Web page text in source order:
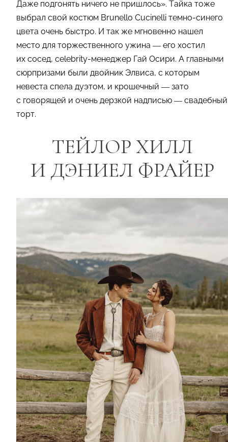
Даже подгонять ничего не пришлось». Тайка тоже
выбрал свой костюм Brunello Cucinelli темно-синего
цвета очень быстро. И так же мгновенно нашел
место для торжественного ужина — его хостил
их сосед, сelebrity-менеджер Гай Оcири. А главными
сюрпризами были двойник Элвиса, с которым
невеста спела дуэтом, и крошечный — зато
с говорящей и очень дерзкой надписью — свадебный
торт.
ТЕЙЛОР ХИЛЛ
И ДЭНИЕЛ ФРАЙЕР